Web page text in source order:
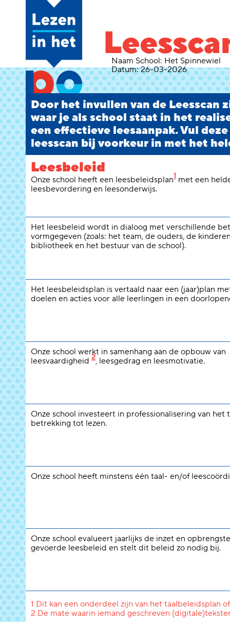
Naam School: Het Spinnewiel
Datum:26-03-2026
Door het invullen van de Leesscan
waar je als school staat in het
een effectieve leesaanpak. Vul deze
leesscan bij voorkeur in met het
Leesbeleid
Onze school heeft een leesbeleidsplan1 met een
leesbevordering en leesonderwijs.
Het leesbeleid wordt in dialoog met verschillende
vormgegeven (zoals: het team, de ouders, de
bibliotheek en het bestuur van de school).
Het leesbeleidsplan is vertaald naar een (jaar)plan
doelen en acties voor alle leerlingen in een
Onze school werkt in samenhang aan de opbouw van
leesvaardigheid 2, leesgedrag en leesmotivatie.
Onze school investeert in professionalisering van het
betrekking tot lezen.
Onze school heeft minstens één taal- en/of
Onze school evalueert jaarlijks de inzet en
gevoerde leesbeleid en stelt dit beleid zo nodig bij.
1 Dit kan een onderdeel zijn van het taalbeleidsplan
2 De mate waarin iemand geschreven